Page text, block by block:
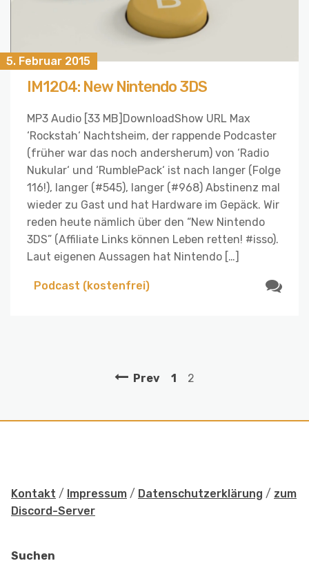
5. Februar 2015
IM1204: New Nintendo 3DS
MP3 Audio [33 MB]DownloadShow URL Max
‘Rockstah‘ Nachtsheim, der rappende Podcaster
(früher war das noch andersherum) von ‘Radio
Nukular‘ und ‘RumblePack‘ ist nach langer (Folge
116!), langer (#545), langer (#968) Abstinenz mal
wieder zu Gast und hat Hardware im Gepäck. Wir
reden heute nämlich über den “New Nintendo
3DS” (Affiliate Links können Leben retten! #isso).
Laut eigenen Aussagen hat Nintendo […]
Podcast (kostenfrei)
Prev 1 2
Kontakt / Impressum / Datenschutzerklärung / zum
Discord-Server
Suchen